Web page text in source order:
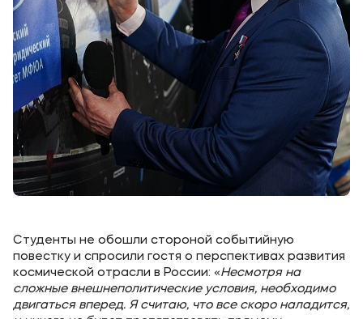
Студенты не обошли стороной событийную
повестку и спросили гостя о перспективах развития
космической отрасли в России: «Несмотря на
сложные внешнеполитические условия, необходимо
двигаться вперед. Я считаю, что все скоро наладится,